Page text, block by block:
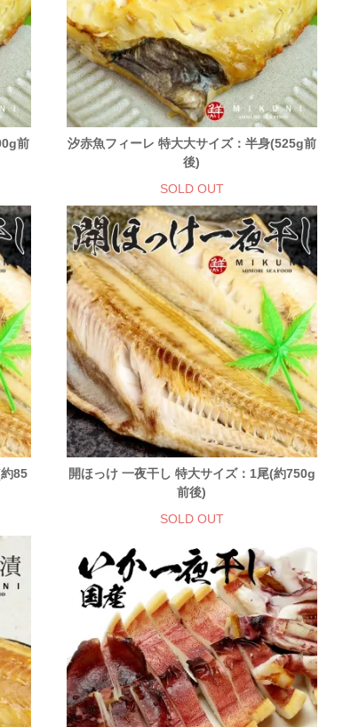
前
汐赤魚フィーレ 特大大サイズ：半身(525g前
後)
SOLD OUT
85
開ほっけ 一夜干し 特大サイズ：1尾(約750g
前後)
SOLD OUT